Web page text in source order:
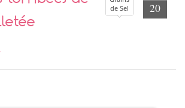
de Sel
20